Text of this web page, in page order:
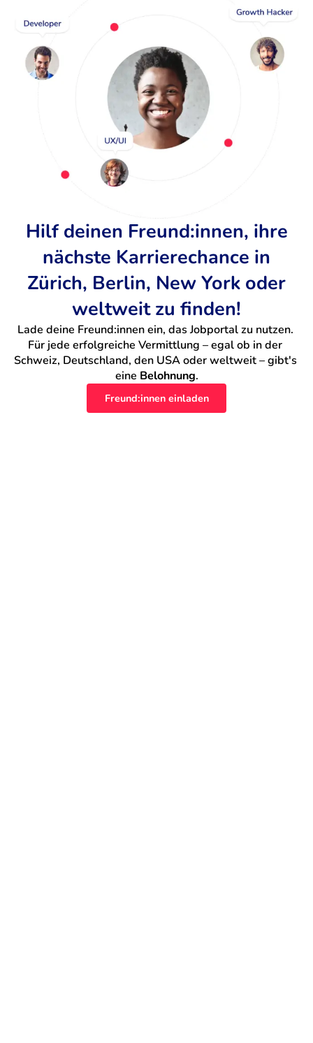
Hilf deinen Freund:innen, ihre
nächste Karrierechance in
Zürich, Berlin, New York oder
weltweit zu finden!
Lade deine Freund:innen ein, das Jobportal zu nutzen.
Für jede erfolgreiche Vermittlung – egal ob in der
Schweiz, Deutschland, den USA oder weltweit – gibt's
eine Belohnung.
Freund:innen einladen